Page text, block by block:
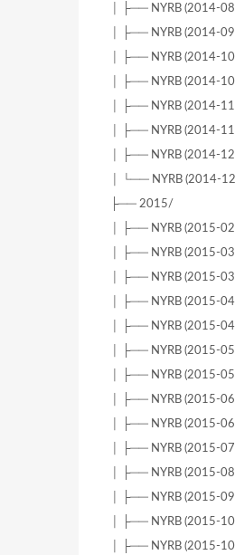
│ ├── NYRB (2014-
│ ├── NYRB (2014-
│ ├── NYRB (2014-
│ ├── NYRB (2014-
│ ├── NYRB (2014-
│ ├── NYRB (2014-
│ ├── NYRB (2014-
│ └── NYRB (2014-
├── 2015/
│ ├── NYRB (2015-
│ ├── NYRB (2015-
│ ├── NYRB (2015-
│ ├── NYRB (2015-
│ ├── NYRB (2015-
│ ├── NYRB (2015-
│ ├── NYRB (2015-
│ ├── NYRB (2015-
│ ├── NYRB (2015-
│ ├── NYRB (2015-
│ ├── NYRB (2015-
│ ├── NYRB (2015-
│ ├── NYRB (2015-
│ ├── NYRB (2015-